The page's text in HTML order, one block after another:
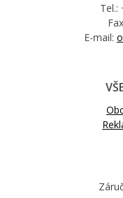
Tel.:
E-mail: